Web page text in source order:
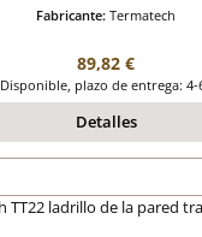
Fabricante: Termatech
Precio normal:
89,82 €
Disponible, plazo de entrega: 4-
Detalles